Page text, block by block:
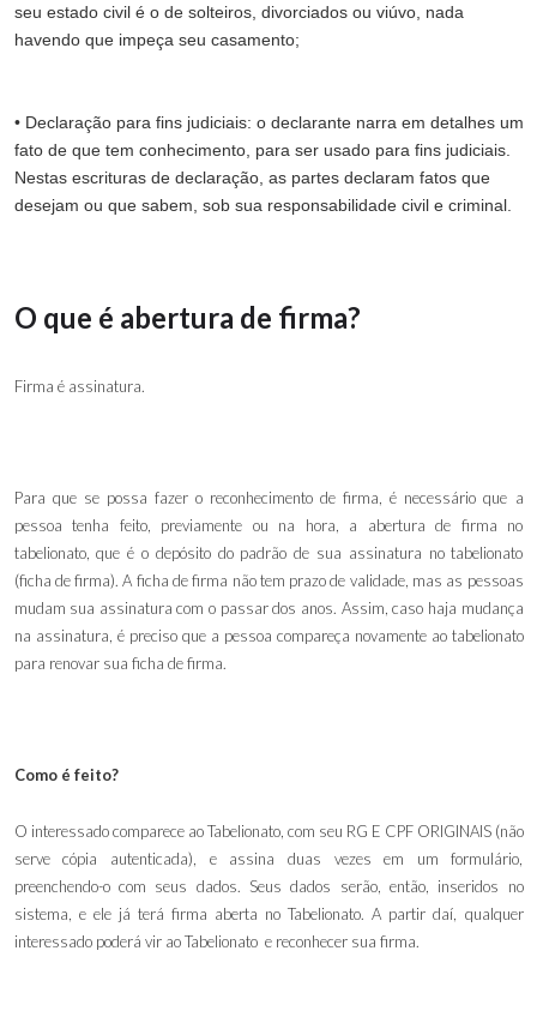
seu estado civil é o de solteiros, divorciados ou viúvo, nada
havendo que impeça seu casamento;
• Declaração para fins judiciais: o declarante narra em detalhes um
fato de que tem conhecimento, para ser usado para fins judiciais.
Nestas escrituras de declaração, as partes declaram fatos que
desejam ou que sabem, sob sua responsabilidade civil e criminal.
O que é abertura de firma?
Firma é assinatura.
Para que se possa fazer o reconhecimento de firma, é necessário que a
pessoa tenha feito, previamente ou na hora, a abertura de firma no
tabelionato, que é o depósito do padrão de sua assinatura no tabelionato
(ficha de firma). A ficha de firma não tem prazo de validade, mas as pessoas
mudam sua assinatura com o passar dos anos. Assim, caso haja mudança
na assinatura, é preciso que a pessoa compareça novamente ao tabelionato
para renovar sua ficha de firma.
Como é feito?
O interessado comparece ao Tabelionato, com seu RG E CPF ORIGINAIS (não
serve cópia autenticada), e assina duas vezes em um formulário,
preenchendo-o com seus dados. Seus dados serão, então, inseridos no
sistema, e ele já terá firma aberta no Tabelionato. A partir daí, qualquer
interessado poderá vir ao Tabelionato e reconhecer sua firma.